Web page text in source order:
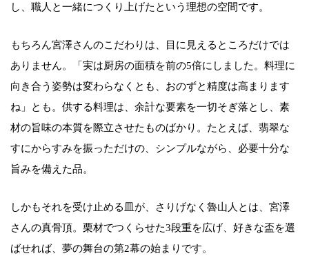
し、職人と一緒につくり上げたという理想の空間です。
もちろん宮澤さんのこだわりは、目に見えるところだけでは
ありません。「実は厨房の面積を前の5倍にしました。料理に
向き合う姿勢は変わらなくとも、おのずと精度は高まります
ね」とも。供する料理は、余計な要素を一切そぎ落とし、素
材の旨味の本質を際立させたものばかり。たとえば、翡翠な
すにからすみを振っただけの、シンプルながら、必要十分な
旨みを備えた品。
しかもそれを受け止める皿が、さりげなく魯山人とは、宮澤
さんの真骨頂。栗材でつくらせた3段重を広げ、好きな盃を選
ばせれば、夢の舞台の第2幕の始まりです。